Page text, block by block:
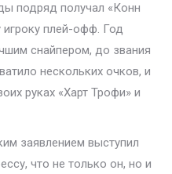
подряд получал «Конн
плей-офф. Год
снайпером, до звания
нескольких очков, и
руках «Харт Трофи» и
заявлением выступил
что не только он, но и